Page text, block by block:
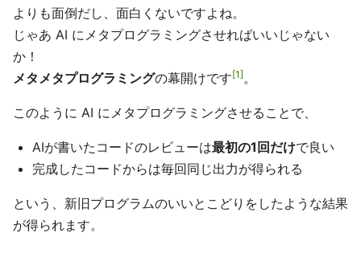
よりも面倒だし、面白くないですよね。
じゃあ AI にメタプログラミングさせればいいじゃない
か！
メタメタプログラミングの幕開けです 1 。
このように AI にメタプログラミングさせることで、
AIが書いたコードのレビューは最初の1回だけで良い
完成したコードからは毎回同じ出力が得られる
という、新旧プログラムのいいとこどりをしたような結果
が得られます。